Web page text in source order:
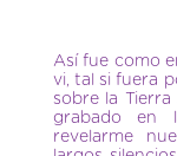
Así fue como
vi, tal si fuera
sobre la
grabado en
revelarme